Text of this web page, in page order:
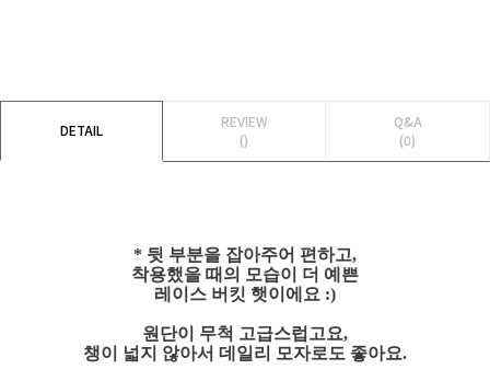
DETAIL
REVIEW
()
Q&A
(0)
* 뒷 부분을 잡아주어 편하고,
착용했을 때의 모습이 더 예쁜
레이스 버킷 햇이에요 :)
원단이 무척 고급스럽고요,
챙이 넓지 않아서 데일리 모자로도 좋아요.